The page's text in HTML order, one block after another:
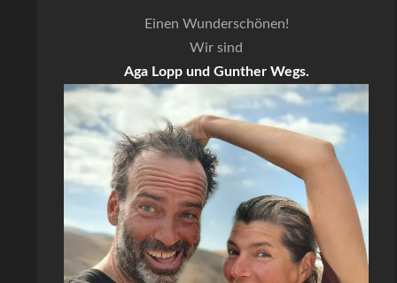
Einen Wunderschönen!
Wir sind
Aga Lopp und Gunther Wegs.